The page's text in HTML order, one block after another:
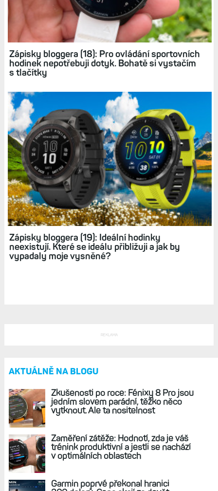
Zápisky bloggera (18): Pro ovládání sportovních
hodinek nepotřebuji dotyk. Bohatě si vystačím
s tlačítky
Zápisky bloggera (19): Ideální hodinky
neexistují. Které se ideálu přibližuji a jak by
vypadaly moje vysněné?
REKLAMA
AKTUÁLNĚ NA BLOGU
Zkušenosti po roce: Fénixy 8 Pro jsou
jedním slovem parádní, těžko něco
vytknout. Ale ta nositelnost
Zaměření zátěže: Hodnotí, zda je váš
trénink produktivní a jestli se nachází
v optimálních oblastech
Garmin poprvé překonal hranici